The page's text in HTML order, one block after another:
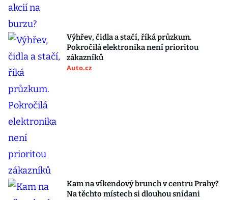
Výhřev, čidla a stačí, říká průzkum.
Pokročilá elektronika není prioritou
zákazníků
Auto.cz
Kam na víkendový brunch v centru Prahy?
Na těchto místech si dlouhou snídani